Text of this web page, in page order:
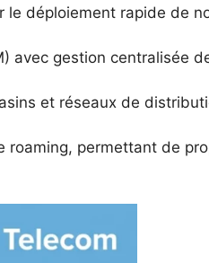
le déploiement rapide de
avec gestion centralisée
et réseaux de
permettant de